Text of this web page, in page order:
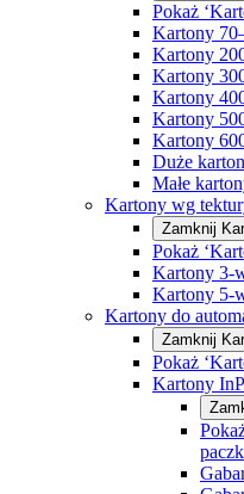
Pokaż
Kartony
Kartony
Kartony
Kartony
Kartony
Kartony
Duże
Małe
Kartony wg
Zamknij
Pokaż
Kartony 3-
Kartony 5-
Kartony do
Zamknij
Pokaż
Kartony